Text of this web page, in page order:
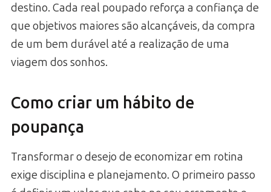
destino. Cada real poupado reforça a confiança de
que objetivos maiores são alcançáveis, da compra
de um bem durável até a realização de uma
viagem dos sonhos.
Como criar um hábito de
poupança
Transformar o desejo de economizar em rotina
exige disciplina e planejamento. O primeiro passo